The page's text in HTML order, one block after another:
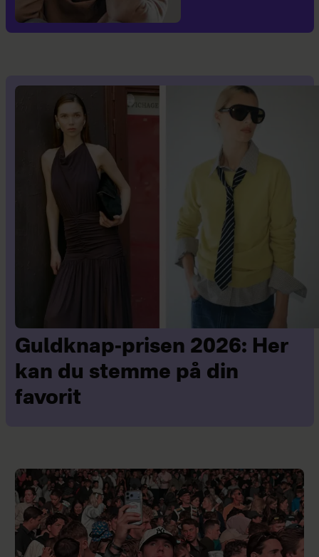
Guldknap-prisen 2026: Her
kan du stemme på din
favorit